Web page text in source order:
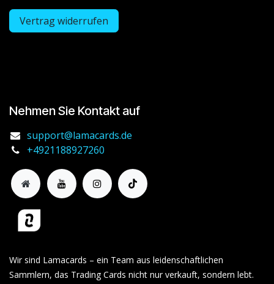
Vertrag widerrufen
Nehmen Sie Kontakt auf
support@lamacards.de
+4921188927260
Wir sind Lamacards – ein Team aus leidenschaftlichen
Sammlern, das Trading Cards nicht nur verkauft, sondern lebt.